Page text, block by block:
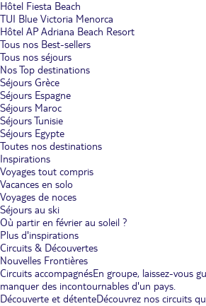
Hôtel Fiesta Beach
TUI Blue Victoria Menorca
Hôtel AP Adriana Beach Resort
Tous nos Best-sellers
Tous nos séjours
Nos Top destinations
Séjours Grèce
Séjours Espagne
Séjours Maroc
Séjours Tunisie
Séjours Egypte
Toutes nos destinations
Inspirations
Voyages tout compris
Vacances en solo
Voyages de noces
Séjours au ski
Où partir en février au soleil ?
Plus d'inspirations
Circuits & Découvertes
Nouvelles Frontières
Circuits accompagnésEn groupe, laissez-vous
manquer des incontournables d'un pays.
Découverte et détenteDécouvrez nos circuits